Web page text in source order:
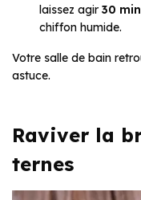
laissez agir 30
chiffon humide.
Votre salle de bain
astuce.
Raviver la
ternes